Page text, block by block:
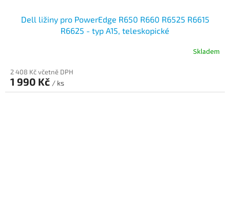
Dell ližiny pro PowerEdge R650 R660 R6525 R6615
R6625 - typ A15, teleskopické
Skladem
2 408 Kč včetně DPH
1 990 Kč / ks